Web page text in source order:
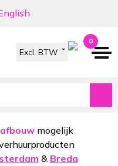
0
mogelijk
& Breda